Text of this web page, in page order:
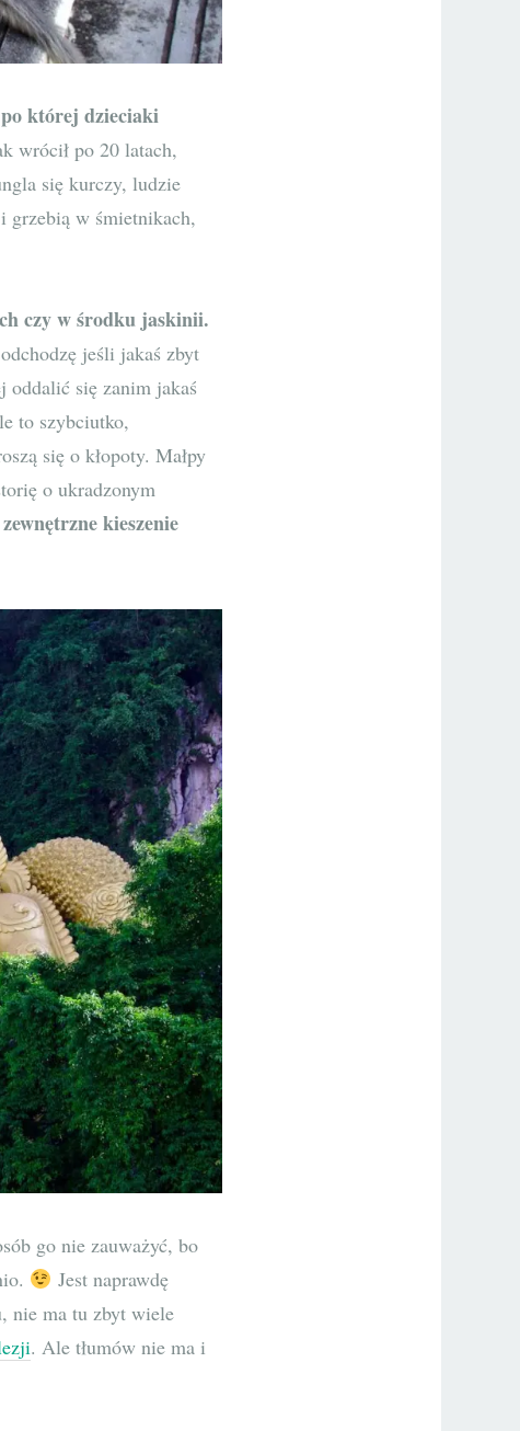
której dzieciaki
wrócił po 20 latach,
się kurczy, ludzie
grzebią w śmietnikach,
czy w środku jaskinii.
jeśli jakaś zbyt
oddalić się zanim jakaś
to szybciutko,
się o kłopoty. Małpy
o ukradzonym
kieszenie
go nie zauważyć, bo
Jest naprawdę
nie ma tu zbyt wiele
. Ale tłumów nie ma i